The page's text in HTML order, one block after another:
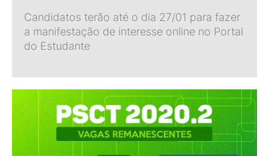
Candidatos terão até o dia 27/01 para fazer
a manifestação de interesse online no Portal
do Estudante